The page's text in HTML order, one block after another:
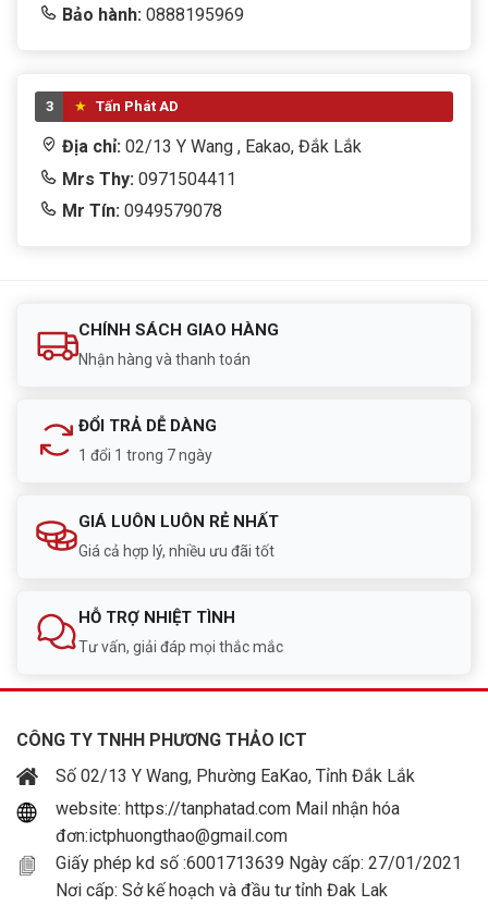
Bảo hành: 0888195969
3 Tấn Phát AD
Địa chỉ: 02/13 Y Wang , Eakao, Đắk Lắk
Mrs Thy: 0971504411
Mr Tín: 0949579078
CHÍNH SÁCH GIAO HÀNG
Nhận hàng và thanh toán
ĐỔI TRẢ DỄ DÀNG
1 đổi 1 trong 7 ngày
GIÁ LUÔN LUÔN RẺ NHẤT
Giá cả hợp lý, nhiều ưu đãi tốt
HỖ TRỢ NHIỆT TÌNH
Tư vấn, giải đáp mọi thắc mắc
CÔNG TY TNHH PHƯƠNG THẢO ICT
Số 02/13 Y Wang, Phường EaKao, Tỉnh Đắk Lắk
website: https://tanphatad.com Mail nhận hóa
đơn:ictphuongthao@gmail.com
Giấy phép kd số :6001713639 Ngày cấp: 27/01/2021
Nơi cấp: Sở kế hoạch và đầu tư tỉnh Đak Lak